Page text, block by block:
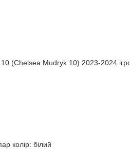
(Chelsea Mudryk 10) 2023-2024
колір: білий